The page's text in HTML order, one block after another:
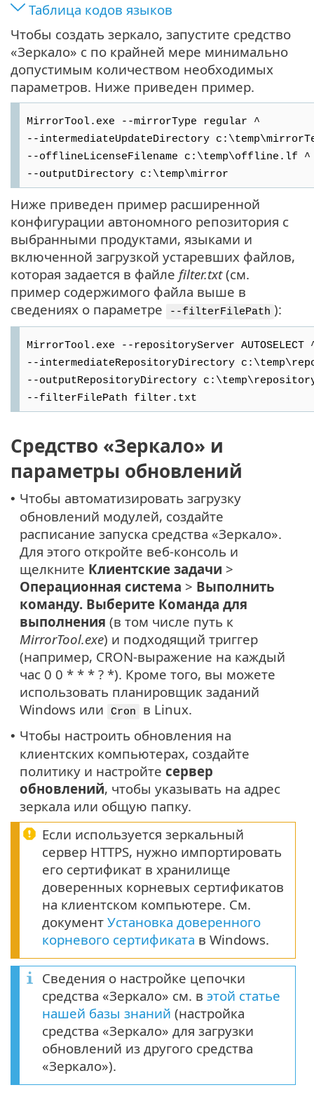
Таблица кодов языков
Чтобы создать зеркало, запустите средство
«Зеркало» с по крайней мере минимально
допустимым количеством необходимых
параметров. Ниже приведен пример.
MirrorTool.exe --mirrorType regular ^
--intermediateUpdateDirectory
--offlineLicenseFilename c:\temp\offline.lf ^
--outputDirectory c:\temp\mirror
Ниже приведен пример расширенной
конфигурации автономного репозитория с
выбранными продуктами, языками и
включенной загрузкой устаревших файлов,
которая задается в файле filter.txt(см.
пример содержимого файла выше в
сведениях о параметре
--filterFilePath ):
MirrorTool.exe --repositoryServer AUTOSELECT
--intermediateRepositoryDirectory
--outputRepositoryDirectory
--filterFilePath filter.txt
Средство «Зеркало» и
параметры обновлений
• Чтобы автоматизировать загрузку
обновлений модулей, создайте
расписание запуска средства «Зеркало».
Для этого откройте веб-консоль и
щелкните Клиентские задачи >
Операционная система > Выполнить
команду. Выберите Команда для
выполнения (в том числе путь к
MirrorTool.exe) и подходящий триггер
(например, CRON-выражение на каждый
час 0 0 * * * ? *). Кроме того, вы можете
использовать планировщик заданий
Windows или
Cron в Linux.
• Чтобы настроить обновления на
клиентских компьютерах, создайте
политику и настройте сервер
обновлений, чтобы указывать на адрес
зеркала или общую папку.
Если используется зеркальный
сервер HTTPS, нужно импортировать
его сертификат в хранилище
доверенных корневых сертификатов
на клиентском компьютере. См.
документ Установка доверенного
корневого сертификата в Windows.
Сведения о настройке цепочки
средства «Зеркало» см. в этой статье
нашей базы знаний (настройка
средства «Зеркало» для загрузки
обновлений из другого средства
«Зеркало»).